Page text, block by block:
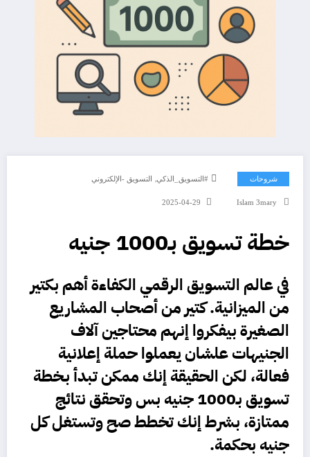
شروحات #التسويق_الذكي, التسويق -الإلكتروني
Islam 3mary
2025-04-29
خطة تسويق بـ1000 جنيه
في عالم التسويق الرقمي الكفاءة أهم بكتير
من الميزانية. كتير من أصحاب المشاريع
الصغيرة بيفكروا إنهم محتاجين آلاف
الجنيهات علشان يعملوا حملة إعلانية
فعالة، لكن الحقيقة إنك ممكن تبدأ بـخطة
تسويق بـ1000
جنيه بس وتحقق نتائج
ممتازة، بشرط إنك تخطط صح وتستغل كل
جنيه بحكمة.